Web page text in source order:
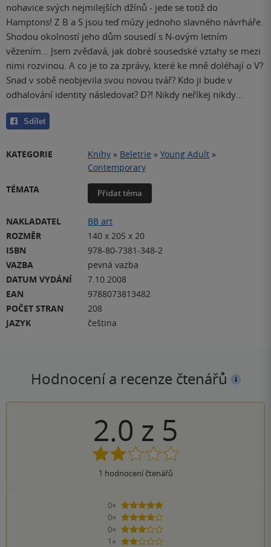
nohavice svých nejmilejších džínů - jede se totiž do
Hamptons! Z B a S jsou teď múzy jednoho slavného návrháře.
Shodou okolností jeho dům sousedí s N-ovým letním
vězením… Jsem zvědavá, jak dobré sousedské vztahy se mezi
nimi rozvinou. A co je to za zprávy, které ke mně doléhají o V?
Snad v sobě neobjevila svou novou tvář? Kdo ji bude v
odhalování identity následovat? D?! Nikdy neříkej nikdy…
Sdílet
KATEGORIE Knihy » Beletrie » Young Adult »
Contemporary
TÉMATA
Přidat téma
NAKLADATEL
BB art
ROZMĚR
140 x 205 x 20
ISBN
978-80-7381-348-2
VAZBA
pevná vazba
DATUM VYDÁNÍ
7.10.2008
EAN
9788073813482
POČET STRAN
208
JAZYK
čeština
Hodnocení a recenze čtenářů
2.0 z 5
1 hodnocení čtenářů
0×
5 hvězdiček
0×
4 hvězdičky
0×
3 hvězdičky
1×
2 hvězdičky